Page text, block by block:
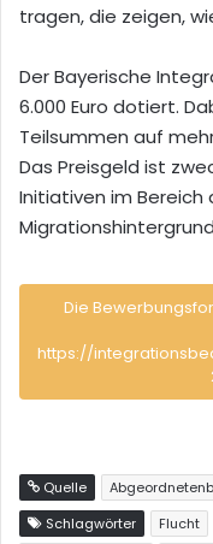
tragen, die zeigen,
Der Bayerische
6.000 Euro dotiert.
Teilsummen auf
Das Preisgeld ist
Initiativen im
Die
https://
Quelle
Schlagwörter
Flucht